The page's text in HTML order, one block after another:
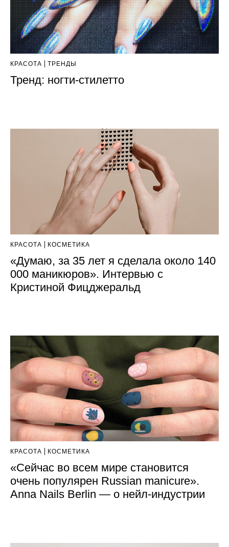
КРАСОТА ТРЕНДЫ
Тренд: ногти-стилетто
КРАСОТА КОСМЕТИКА
«Думаю, за 35 лет я сделала около 140
000 маникюров». Интервью с
Кристиной Фицджеральд
КРАСОТА КОСМЕТИКА
«Сейчас во всем мире становится
очень популярен Russian manicure».
Anna Nails Berlin — о нейл-индустрии